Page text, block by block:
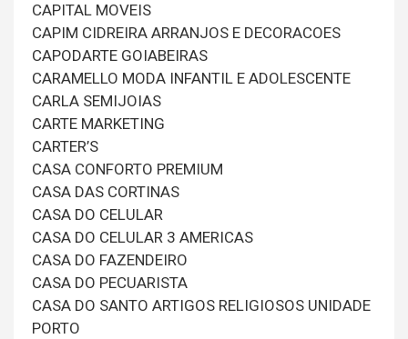
CAPITAL MOVEIS
CAPIM CIDREIRA ARRANJOS E DECORACOES
CAPODARTE GOIABEIRAS
CARAMELLO MODA INFANTIL E ADOLESCENTE
CARLA SEMIJOIAS
CARTE MARKETING
CARTER’S
CASA CONFORTO PREMIUM
CASA DAS CORTINAS
CASA DO CELULAR
CASA DO CELULAR 3 AMERICAS
CASA DO FAZENDEIRO
CASA DO PECUARISTA
CASA DO SANTO ARTIGOS RELIGIOSOS UNIDADE
PORTO